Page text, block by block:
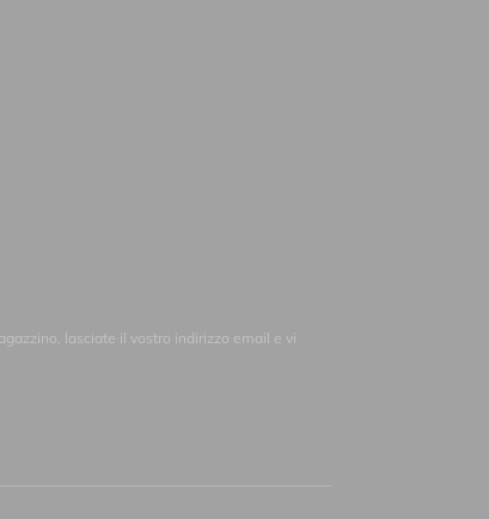
lasciate il vostro indirizzo email e vi